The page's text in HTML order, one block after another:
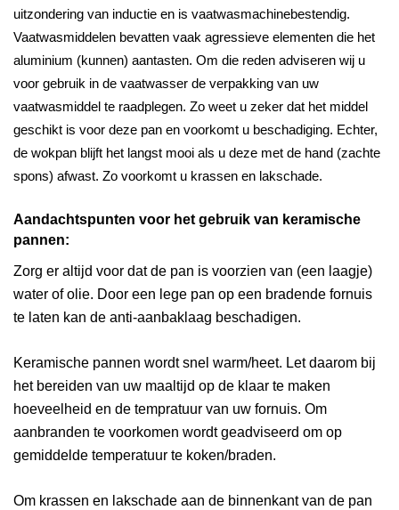
uitzondering van inductie en is vaatwasmachinebestendig.
Vaatwasmiddelen bevatten vaak agressieve elementen die het
aluminium (kunnen) aantasten. Om die reden adviseren wij u
voor gebruik in de vaatwasser de verpakking van uw
vaatwasmiddel te raadplegen. Zo weet u zeker dat het middel
geschikt is voor deze pan en voorkomt u beschadiging. Echter,
de wokpan blijft het langst mooi als u deze met de hand (zachte
spons) afwast. Zo voorkomt u krassen en lakschade.
Aandachtspunten voor het gebruik van keramische
pannen:
Zorg er altijd voor dat de pan is voorzien van (een laagje)
water of olie. Door een lege pan op een bradende fornuis
te laten kan de anti-aanbaklaag beschadigen.
Keramische pannen wordt snel warm/heet. Let daarom bij
het bereiden van uw maaltijd op de klaar te maken
hoeveelheid en de tempratuur van uw fornuis. Om
aanbranden te voorkomen wordt geadviseerd om op
gemiddelde temperatuur te koken/braden.
Om krassen en lakschade aan de binnenkant van de pan